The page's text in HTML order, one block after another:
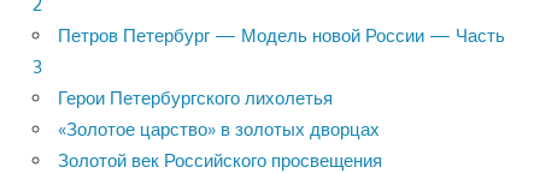
Петров Петербург — Модель новой России — Часть
3
Герои Петербургского лихолетья
«Золотое царство» в золотых дворцах
Золотой век Российского просвещения